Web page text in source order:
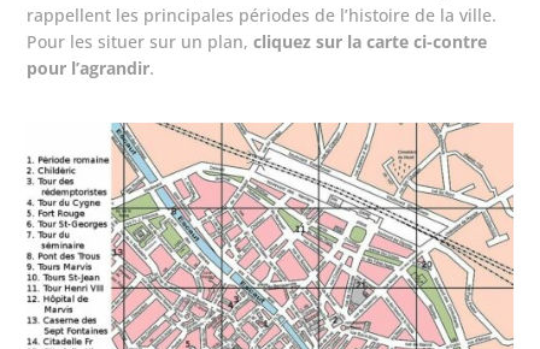
rappellent les principales périodes de l’histoire de la ville.
Pour les situer sur un plan,cliquez sur la carte ci-contre
pour l’agrandir.